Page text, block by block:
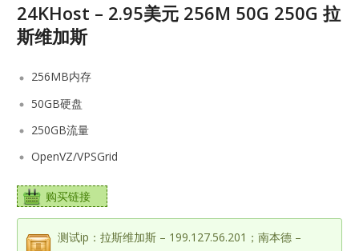
24KHost – 2.95美元 256M 50G 250G 拉
斯维加斯
256MB内存
50GB硬盘
250GB流量
OpenVZ/VPSGrid
购买链接
测试ip：拉斯维加斯 – 199.127.56.201；南本德 –